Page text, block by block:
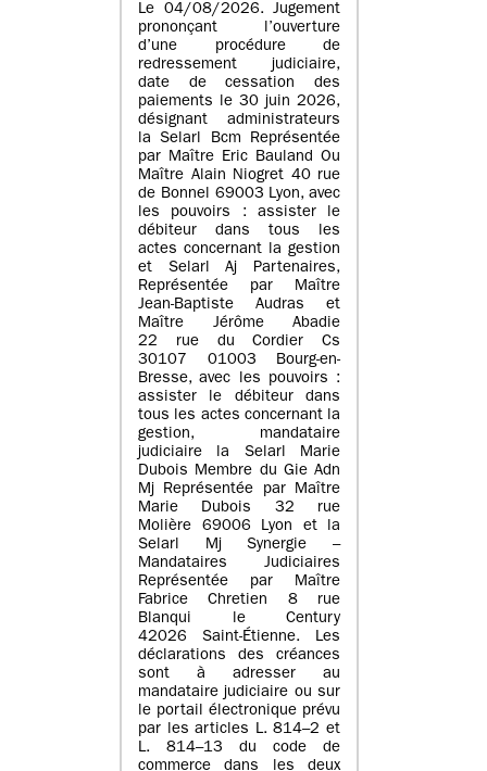
Le 04/08/2026. Jugement
prononçant l’ouverture
d’une procédure de
redressement judiciaire,
date de cessation des
paiements le 30 juin 2026,
désignant administrateurs
la Selarl Bcm Représentée
par Maître Eric Bauland Ou
Maître Alain Niogret 40 rue
de Bonnel 69003 Lyon, avec
les pouvoirs : assister le
débiteur dans tous les
actes concernant la gestion
et Selarl Aj Partenaires,
Représentée par Maître
Jean-Baptiste Audras et
Maître Jérôme Abadie
22 rue du Cordier Cs
30107 01003 Bourg-en-
Bresse, avec les pouvoirs :
assister le débiteur dans
tous les actes concernant la
gestion, mandataire
judiciaire la Selarl Marie
Dubois Membre du Gie Adn
Mj Représentée par Maître
Marie Dubois 32 rue
Molière 69006 Lyon et la
Selarl Mj Synergie –
Mandataires Judiciaires
Représentée par Maître
Fabrice Chretien 8 rue
Blanqui le Century
42026 Saint-Étienne. Les
déclarations des créances
sont à adresser au
mandataire judiciaire ou sur
le portail électronique prévu
par les articles L. 814–2 et
L. 814–13 du code de
commerce dans les deux